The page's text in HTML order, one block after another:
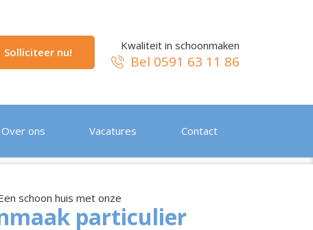
Solliciteer nu! Kwaliteit in schoonmaken
Bel 0591 63 11 86
Over ons Vacatures Contact
schoon huis met onze
particulier